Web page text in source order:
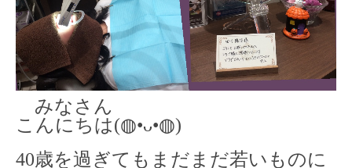
みなさん
こんにちは(◍•ᴗ•◍)
40歳を過ぎてもまだまだ若いものに